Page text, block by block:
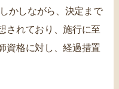
かしながら、決定まで
されており、施行に至
資格に対し、経過措置